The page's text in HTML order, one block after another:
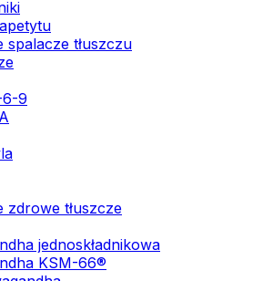
spalacze tłuszczu
6-9
zdrowe tłuszcze
jednoskładnikowa
KSM-66®